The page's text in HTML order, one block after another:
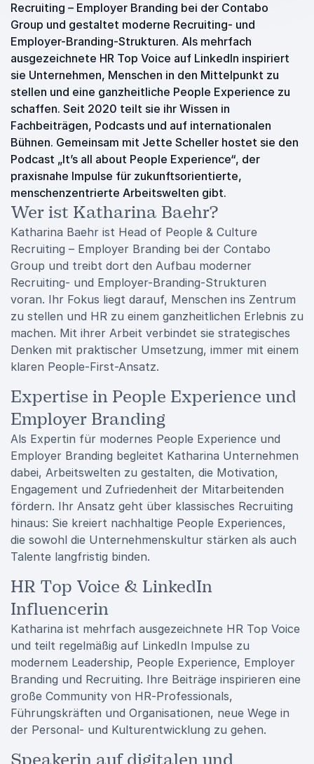
Recruiting – Employer Branding bei der Contabo
Group und gestaltet moderne Recruiting- und
Employer-Branding-Strukturen. Als mehrfach
ausgezeichnete HR Top Voice auf LinkedIn inspiriert
sie Unternehmen, Menschen in den Mittelpunkt zu
stellen und eine ganzheitliche People Experience zu
schaffen. Seit 2020 teilt sie ihr Wissen in
Fachbeiträgen, Podcasts und auf internationalen
Bühnen. Gemeinsam mit Jette Scheller hostet sie den
Podcast „It’s all about People Experience“, der
praxisnahe Impulse für zukunftsorientierte,
menschenzentrierte Arbeitswelten gibt.
Wer ist Katharina Baehr?
Katharina Baehr ist Head of People & Culture
Recruiting – Employer Branding bei der Contabo
Group und treibt dort den Aufbau moderner
Recruiting- und Employer-Branding-Strukturen
voran. Ihr Fokus liegt darauf, Menschen ins Zentrum
zu stellen und HR zu einem ganzheitlichen Erlebnis zu
machen. Mit ihrer Arbeit verbindet sie strategisches
Denken mit praktischer Umsetzung, immer mit einem
klaren People-First-Ansatz.
Expertise in People Experience und
Employer Branding
Als Expertin für modernes People Experience und
Employer Branding begleitet Katharina Unternehmen
dabei, Arbeitswelten zu gestalten, die Motivation,
Engagement und Zufriedenheit der Mitarbeitenden
fördern. Ihr Ansatz geht über klassisches Recruiting
hinaus: Sie kreiert nachhaltige People Experiences,
die sowohl die Unternehmenskultur stärken als auch
Talente langfristig binden.
HR Top Voice & LinkedIn
Influencerin
Katharina ist mehrfach ausgezeichnete HR Top Voice
und teilt regelmäßig auf LinkedIn Impulse zu
modernem Leadership, People Experience, Employer
Branding und Recruiting. Ihre Beiträge inspirieren eine
große Community von HR-Professionals,
Führungskräften und Organisationen, neue Wege in
der Personal- und Kulturentwicklung zu gehen.
Speakerin auf digitalen und